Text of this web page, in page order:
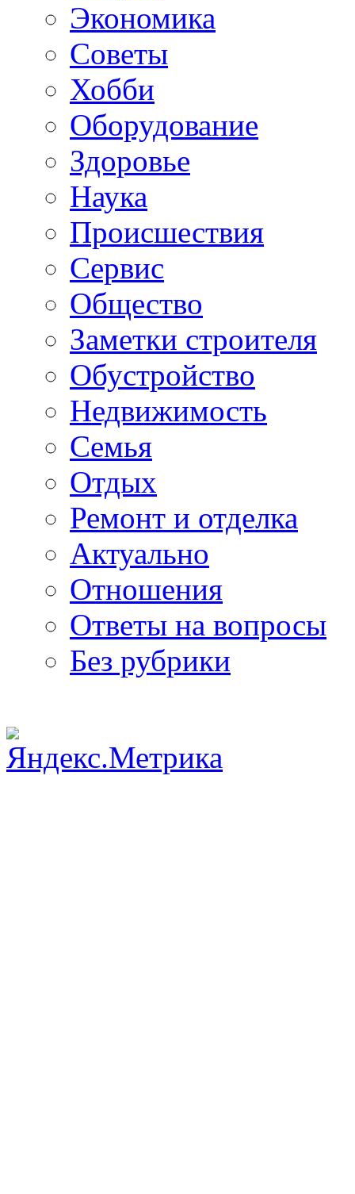
Экономика
Советы
Хобби
Oборудование
Здоровье
Наука
Происшествия
Сервис
Общество
Заметки строителя
Обустройство
Недвижимость
Семья
Отдых
Ремонт и отделка
Актуально
Отношения
Ответы на вопросы
Без рубрики